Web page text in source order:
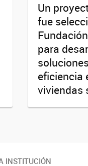
Un
fue
para
eficiencia
viviendas
INSTITUCIÓN